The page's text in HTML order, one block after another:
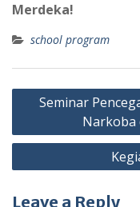
Merdeka!
school program
Post
navigation
Seminar
Narkoba
Leave a Reply